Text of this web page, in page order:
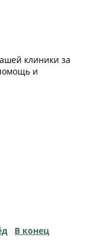
клиники за
и
В конец